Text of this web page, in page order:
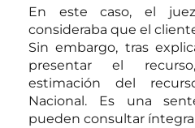
En este caso, el
consideraba que el
Sin embargo, tras
presentar el
estimación del
Nacional. Es una
pueden consultar